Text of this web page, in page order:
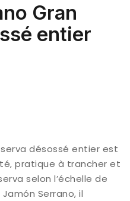
Gran
entier
désossé entier est
pratique à trancher et
selon l’échelle de
Serrano, il